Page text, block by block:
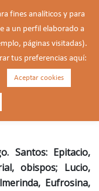
Santos: Epitacio,
obispos; Lucio,
Eufrosina,
fines analíticos y para
a un perfil elaborado a
páginas visitadas).
tus preferencias aquí:
Aceptar cookies